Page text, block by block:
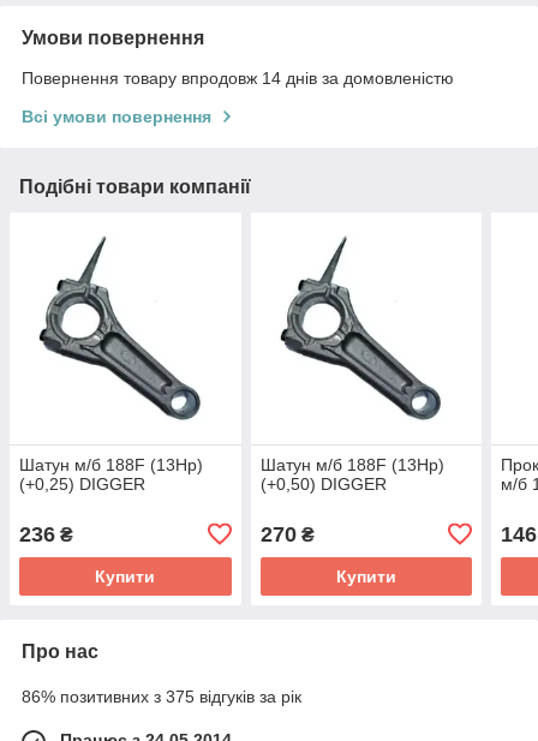
Умови повернення
Повернення товару впродовж 14 днів за домовленістю
Всі умови повернення
Подібні товари компанії
Шатун м/б 188F (13Hp)
(+0,25) DIGGER
236 ₴
Купити
Шатун м/б 188F (13Hp)
(+0,50) DIGGER
270₴
Купити
м/б
146
Про нас
86% позитивних з 375 відгуків за рік